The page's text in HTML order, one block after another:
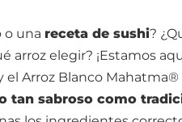
o una receta de sushi?
arroz elegir? ¡Estamos
el Arroz Blanco
tan sabroso como